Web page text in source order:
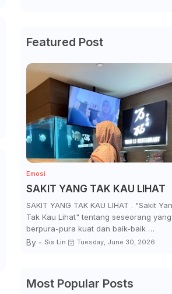
Featured Post
Emosi
SAKIT YANG TAK KAU LIHAT
SAKIT YANG TAK KAU LIHAT . "Sakit
Tak Kau Lihat" tentang seseorang yang
berpura-pura kuat dan baik-baik …
By - Sis Lin Tuesday, June 30, 2026
Most Popular Posts